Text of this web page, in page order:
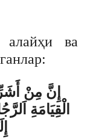
алайҳи ва
إِنَّ مِنْ أَشَرِّ
الْقِيَامَةِ